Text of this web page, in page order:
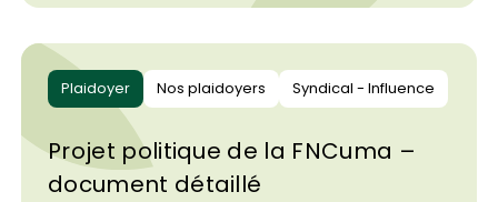
une ambition commune, celle que se
donne le conseil d’administration de la
FNCuma. Il définit une direction dans
laquelle nous voulons avancer, en y
inscrivant nos actions et nos positions.
Plaidoyer Nos plaidoyers Syndical - Influence
Projet politique de la FNCuma –
document détaillé